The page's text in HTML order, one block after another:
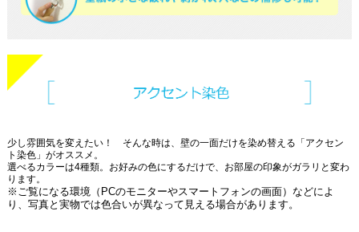
少し雰囲気を変えたい！ そんな時は、壁の一面だけを染め替える「アクセン
ト染色」がオススメ。
選べるカラーは4種類。お好みの色にするだけで、お部屋の印象がガラリと変わ
ります。
※ご覧になる環境（PCのモニターやスマートフォンの画面）などによ
り、写真と実物では色合いが異なって見える場合があります。